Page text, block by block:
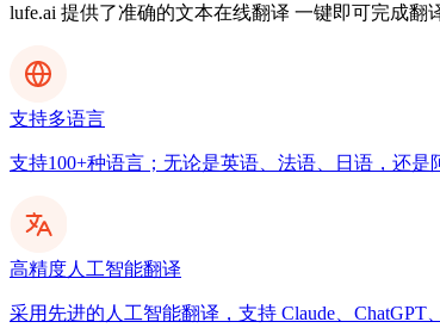
lufe.ai 提供了准确的文本在线翻译 一键即可完成翻
支持多语言
支持100+种语言；无论是英语、法语、日语，还
高精度人工智能翻译
采用先进的人工智能翻译，支持 Claude、